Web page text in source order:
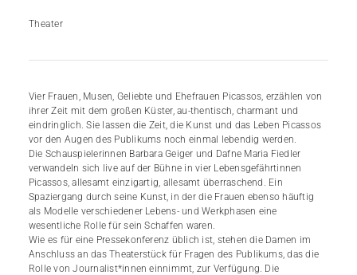
Theater
Vier Frauen, Musen, Geliebte und Ehefrauen Picassos, erzählen von
ihrer Zeit mit dem großen Küster, au-thentisch, charmant und
eindringlich. Sie lassen die Zeit, die Kunst und das Leben Picassos
vor den Augen des Publikums noch einmal lebendig werden.
Die Schauspielerinnen Barbara Geiger und Dafne Maria Fiedler
verwandeln sich live auf der Bühne in vier Lebensgefährtinnen
Picassos, allesamt einzigartig, allesamt überraschend. Ein
Spaziergang durch seine Kunst, in der die Frauen ebenso häuftig
als Modelle verschiedener Lebens- und Werkphasen eine
wesentliche Rolle für sein Schaffen waren.
Wie es für eine Pressekonferenz üblich ist, stehen die Damen im
Anschluss an das Theaterstück für Fragen des Publikums, das die
Rolle von Journalist*innen einnimmt, zur Verfügung. Die